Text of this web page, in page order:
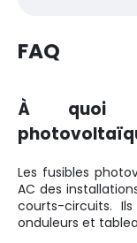
FAQ
À quoi
Les fusibles
AC des
courts-circuits.
onduleurs et